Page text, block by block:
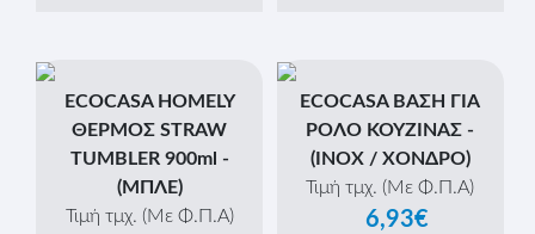
ECOCASA HOMELY
ΘΕΡΜΟΣ STRAW
TUMBLER 900ml -
(ΜΠΛΕ)
Τιμή τμχ. (Με Φ.Π.Α)
ECOCASA ΒΑΣΗ ΓΙΑ
ΡΟΛΟ ΚΟΥΖΙΝΑΣ -
(INOX / ΧΟΝΔΡΟ)
Τιμή τμχ. (Με Φ.Π.Α)
6,93€